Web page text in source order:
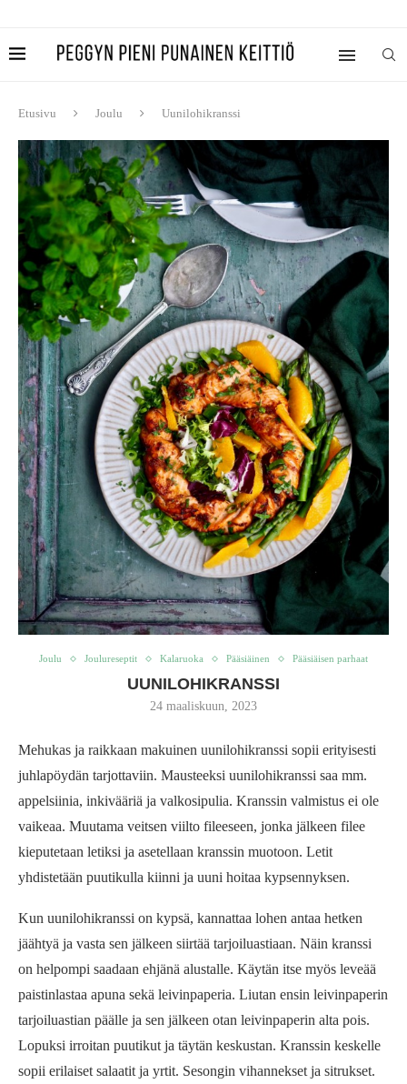
Etusivu Joulu Uunilohikranssi
Joulu Joulureseptit Kalaruoka Pääsiäinen Pääsiäisen parhaat
UUNILOHIKRANSSI
24 maaliskuun, 2023
Mehukas ja raikkaan makuinen uunilohikranssi sopii erityisesti
juhlapöydän tarjottaviin. Mausteeksi uunilohikranssi saa mm.
appelsiinia, inkivääriä ja valkosipulia. Kranssin valmistus ei ole
vaikeaa. Muutama veitsen viilto fileeseen, jonka jälkeen filee
kieputetaan letiksi ja asetellaan kranssin muotoon. Letit
yhdistetään puutikulla kiinni ja uuni hoitaa kypsennyksen.
Kun uunilohikranssi on kypsä, kannattaa lohen antaa hetken
jäähtyä ja vasta sen jälkeen siirtää tarjoiluastiaan. Näin kranssi
on helpompi saadaan ehjänä alustalle. Käytän itse myös leveää
paistinlastaa apuna sekä leivinpaperia. Liutan ensin leivinpaperin
tarjoiluastian päälle ja sen jälkeen otan leivinpaperin alta pois.
Lopuksi irroitan puutikut ja täytän keskustan. Kranssin keskelle
sopii erilaiset salaatit ja yrtit. Sesongin vihannekset ja sitrukset.